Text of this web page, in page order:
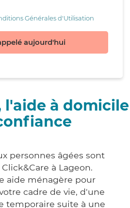
Générales d'Utilisation
aujourd'hui
l'aide à domicile
personnes âgées sont
à Lageon.
aide ménagère pour
cadre de vie, d'une
temporaire suite à une